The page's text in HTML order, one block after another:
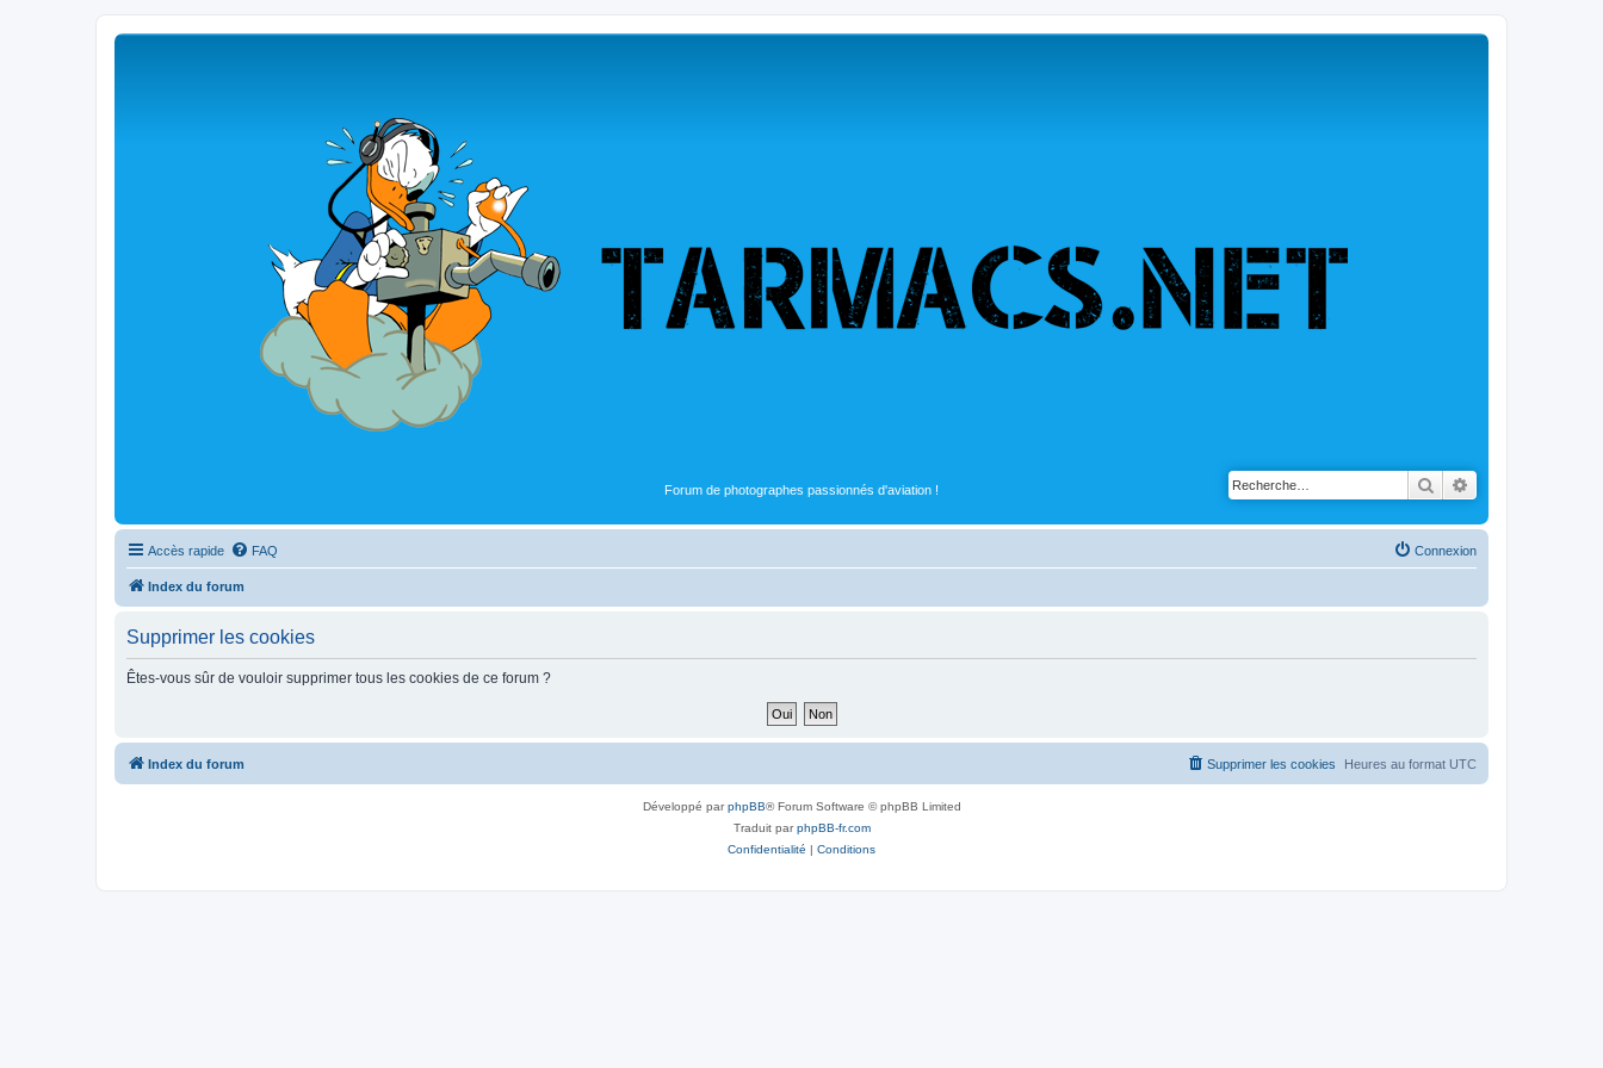
Forum de photographes passionnés d'aviation ! Rechercher
Accès rapide FAQ Connexion
Index du forum
Supprimer les cookies
Êtes-vous sûr de vouloir supprimer tous les cookies de ce forum ?
Index du forum Heures au format UTC
Supprimer les cookies
Développé parphpBB® Forum Software © phpBB Limited
Traduit parphpBB-fr.com
Confidentialité | Conditions